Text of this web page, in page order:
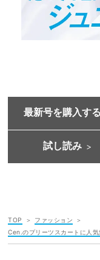
最新号を購入する
試し読み
TOP
ファッション
Cen.のプリーツスカートに人